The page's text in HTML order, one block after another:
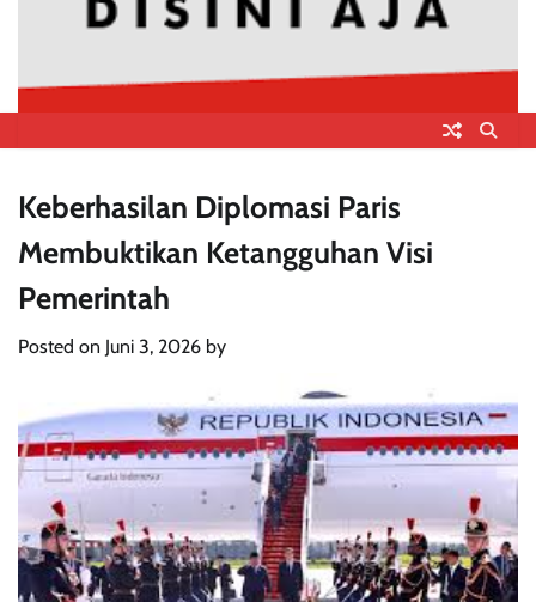
Keberhasilan Diplomasi Paris
Membuktikan Ketangguhan Visi
Pemerintah
Posted on Juni 3, 2026 by